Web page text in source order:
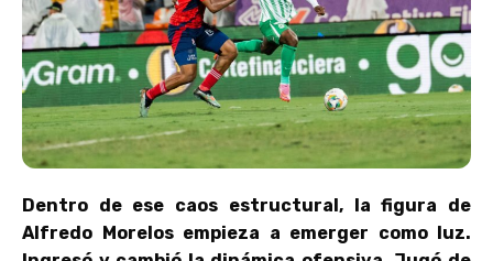
Dentro de ese caos estructural, la figura de
Alfredo Morelos empieza a emerger como luz.